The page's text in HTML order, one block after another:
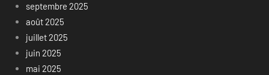
septembre 2025
août 2025
juillet 2025
juin 2025
mai 2025